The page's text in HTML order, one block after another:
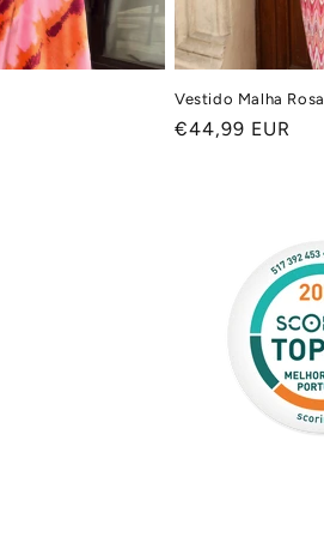
Vestido Malha Rosa
Preço
€44,99 EUR